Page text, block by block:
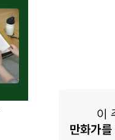
가장 빠르게 받아보
알림 총집합